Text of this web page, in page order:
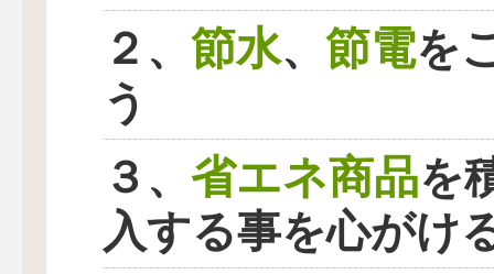
２、 節水、 節電を
う
３、 省エネ商品を
入する事を心がけ